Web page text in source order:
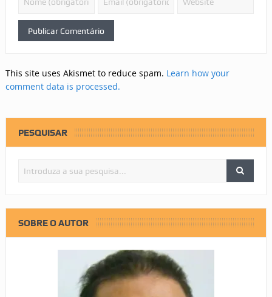
This site uses Akismet to reduce spam. Learn how your
comment data is processed.
PESQUISAR
SOBRE O AUTOR